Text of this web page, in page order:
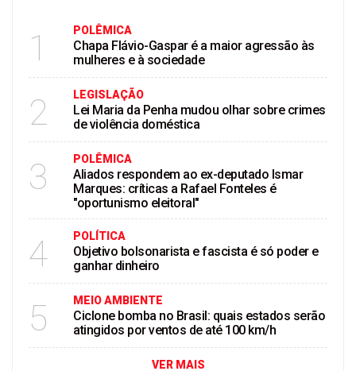
1 POLÊMICA
Chapa Flávio-Gaspar é a maior agressão às
mulheres e à sociedade
2 LEGISLAÇÃO
Lei Maria da Penha mudou olhar sobre crimes
de violência doméstica
3 POLÊMICA
Aliados respondem ao ex-deputado Ismar
Marques: críticas a Rafael Fonteles é
"oportunismo eleitoral"
4 POLÍTICA
Objetivo bolsonarista e fascista é só poder e
ganhar dinheiro
5 MEIO AMBIENTE
Ciclone bomba no Brasil: quais estados serão
atingidos por ventos de até 100 km/h
VER MAIS